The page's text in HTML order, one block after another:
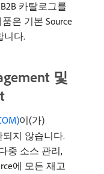
카탈로그를
은 기본 Source
니다.
및
이(가)
되지 않습니다.
중 소스 관리,
에 모든 재고